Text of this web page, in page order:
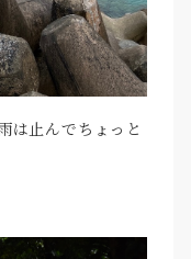
は止んでちょっと